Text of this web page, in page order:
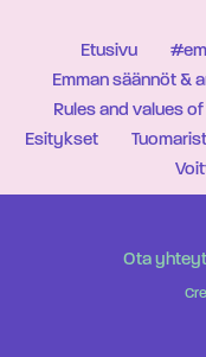
Etusivu
Emman säännöt &
Rules and values
Esitykset
Ota